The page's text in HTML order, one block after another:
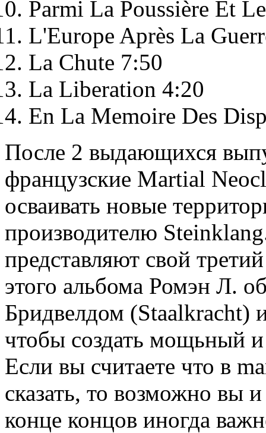
Parmi La Poussière Et
L'Europe Après La
La Chute 7:50
La Liberation 4:20
En La Memoire Des
После 2 выдающихся
французские Martial
осваивать новые
производителю
представляют свой
этого альбома Ромэн Л.
Бридвелдом
чтобы создать мощьный
Если вы считаете что в
сказать, то возможно вы
конце концов иногда